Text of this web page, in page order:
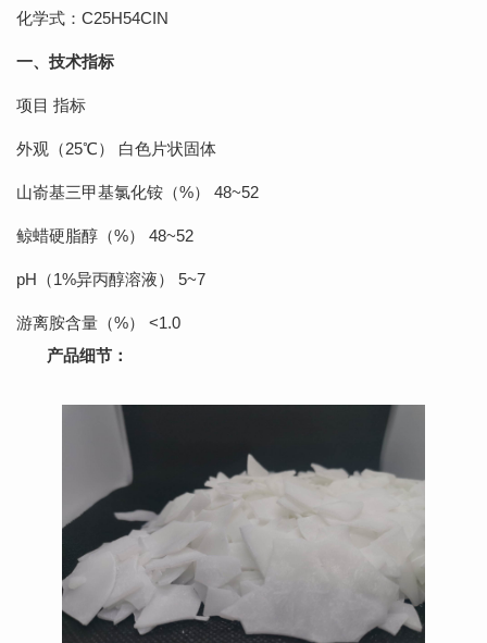
化学式：C25H54CIN
一、技术指标
项目 指标
外观（25℃） 白色片状固体
山嵛基三甲基氯化铵（%） 48~52
鲸蜡硬脂醇（%） 48~52
pH（1%异丙醇溶液） 5~7
游离胺含量（%） <1.0
产品细节：